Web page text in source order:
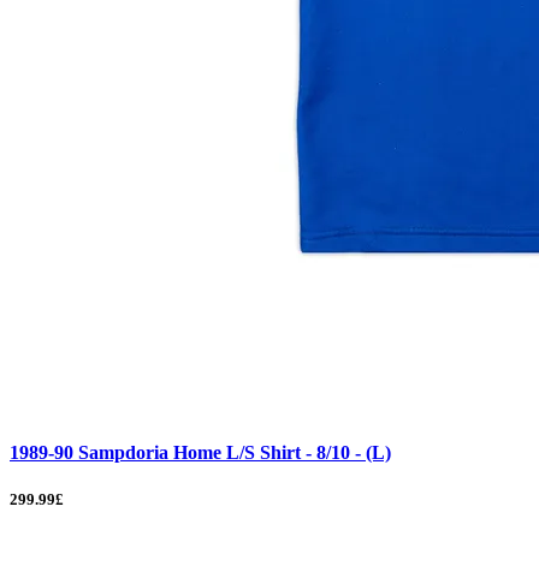
1989-90 Sampdoria Home L/S Shirt - 8/10 - (L)
299.99£